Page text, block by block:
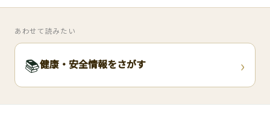
あわせて読みたい
📚健康・安全情報をさがす ›